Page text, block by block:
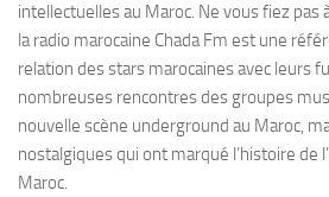
intellectuelles au Maroc. Ne vous fiez pas
la radio marocaine Chada Fm est une
relation des stars marocaines avec leurs
nombreuses rencontres des groupes
nouvelle scène underground au Maroc,
nostalgiques qui ont marqué l’histoire de
Maroc.